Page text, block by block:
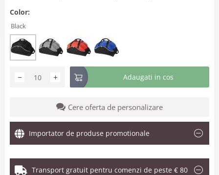
Color:
Black
+
− Adaugati in cos
Cere oferta de personalizare
Importator de produse promotionale
Transport gratuit pentru comenzi de peste € 80